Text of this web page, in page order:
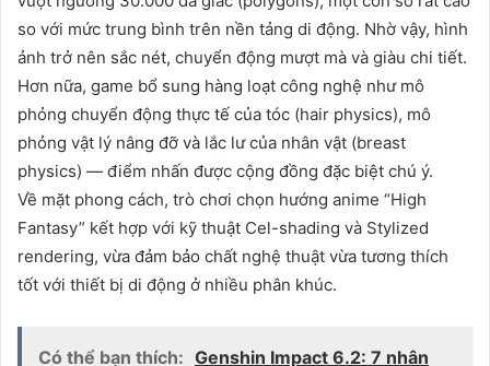
so với mức trung bình trên nền tảng di động. Nhờ vậy, hình
ảnh trở nên sắc nét, chuyển động mượt mà và giàu chi tiết.
Hơn nữa, game bổ sung hàng loạt công nghệ như mô
phỏng chuyển động thực tế của tóc (hair physics), mô
phỏng vật lý nâng đỡ và lắc lư của nhân vật (breast
physics) — điểm nhấn được cộng đồng đặc biệt chú ý.
Về mặt phong cách, trò chơi chọn hướng anime “High
Fantasy” kết hợp với kỹ thuật Cel-shading và Stylized
rendering, vừa đảm bảo chất nghệ thuật vừa tương thích
tốt với thiết bị di động ở nhiều phân khúc.
Có thể bạn thích: Genshin Impact 6.2: 7 nhân